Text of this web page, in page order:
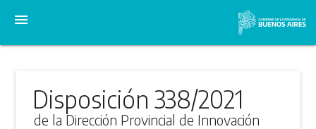
menu
Disposición 338/2021
de la Dirección Provincial de Innovación